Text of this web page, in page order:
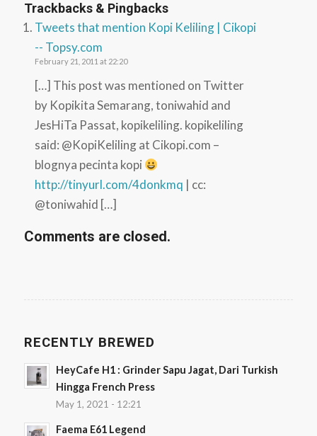
Trackbacks & Pingbacks
Tweets that mention Kopi Keliling | Cikopi
-- Topsy.com
February 21, 2011 at 22:20
[…] This post was mentioned on Twitter
by Kopikita Semarang, toniwahid and
JesHiTa Passat, kopikeliling. kopikeliling
said: @KopiKeliling at Cikopi.com –
blognya pecinta kopi
http://tinyurl.com/4donkmq | cc:
@toniwahid […]
Comments are closed.
RECENTLY BREWED
HeyCafe H1 : Grinder Sapu Jagat, Dari Turkish
Hingga French Press
May 1, 2021 - 12:21
Faema E61 Legend